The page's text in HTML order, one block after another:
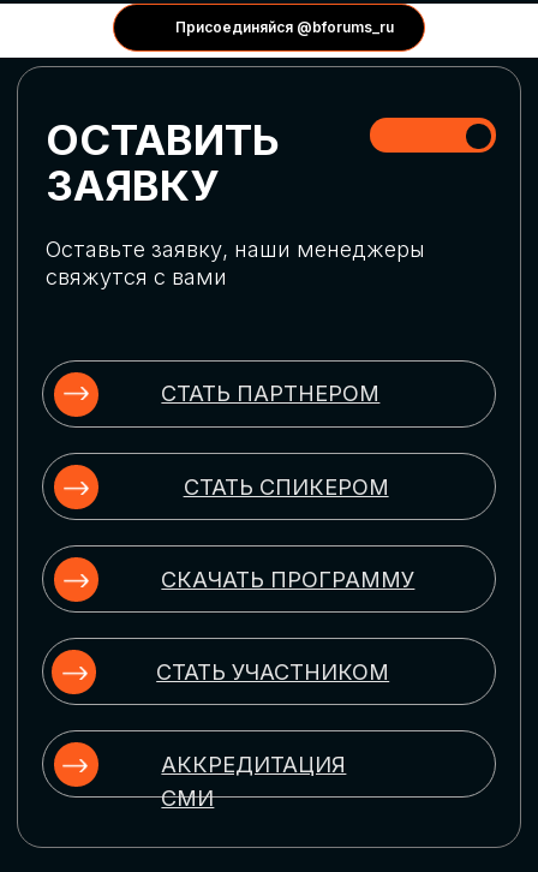
Присоединяйся @bforums_ru
ГЛОБАЛЬНАЯ
ЦИФРОВИЗАЦИЯ
актуальных трендов глобальной цифровой
трансформации. Узнаем о новых подходах
массовом использовании ИИ-
инструментов, обеспечении
ИСКУССТВЕННЫЙ
Узнаем как компании адаптируются к
новой ИИ-реальности. Как ИИ-
сотрудники становятся
«полноправными» членами команды, как
ИИ-помощники забирают на себя рутину
и как можно значительно увеличить
производительность без огромных
затрат на нейросети
ЦИФРОВИЗАЦИЯ
УПРАВЛЕНИЯ ПЕРСОНАЛОМ
Рассмотрим управление человеческим
комплексные решения для роста
производительности и кейсы
оптимизации процессов найма,
развития, оценки и удержания
ЦИФРОВИЗАЦИЯ
КЛИЕНТСКОГО СЕРВИСА
Разберем кейсы в сфере цифровизации